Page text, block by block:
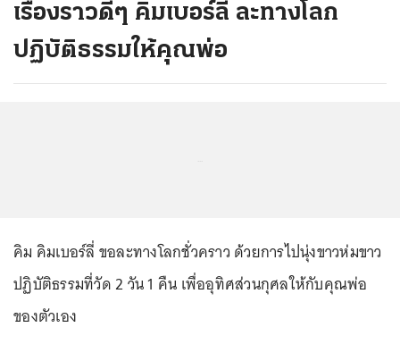
เรื่องราวดีๆ คิมเบอร์ลี่ ละทางโลก
ปฏิบัติธรรมให้คุณพ่อ
คิม คิมเบอร์ลี่ ขอละทางโลกชั่วคราว ด้วยการไปนุ่งขาวห่มขาว
ปฏิบัติธรรมที่วัด 2 วัน 1 คืน เพื่ออุทิศส่วนกุศลให้กับคุณพ่อ
ของตัวเอง